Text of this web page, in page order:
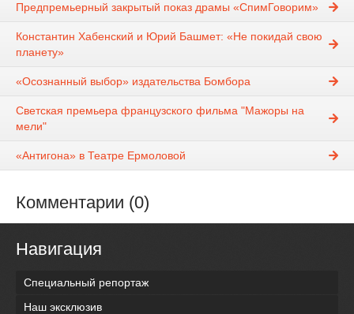
Предпремьерный закрытый показ драмы «СпимГоворим»
Константин Хабенский и Юрий Башмет: «Не покидай свою
планету»
«Осознанный выбор» издательства Бомбора
Светская премьера французского фильма "Мажоры на
мели"
«Антигона» в Театре Ермоловой
Комментарии (0)
Навигация
Специальный репортаж
Наш эксклюзив